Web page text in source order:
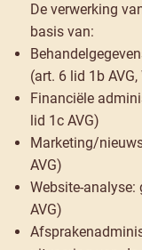
De verwerking
basis van:
(art. 6 lid 1b AVG,
Financiële
lid 1c AVG)
Marketing/
AVG)
Website-
AVG)